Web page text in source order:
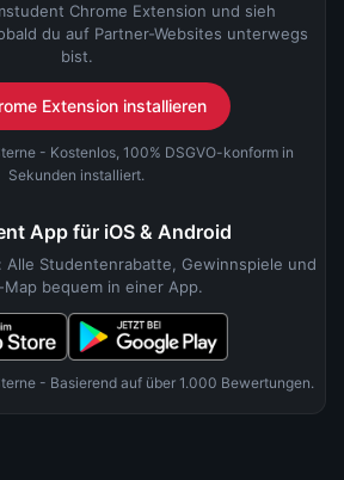
Chrome Extension und sieh
du auf Partner-Websites unterwegs
bist.
Extension installieren
- Kostenlos, 100% DSGVO-konform in
Sekunden installiert.
App für iOS & Android
Alle Studentenrabatte, Gewinnspiele und
Map bequem in einer App.
- Basierend auf über 1.000 Bewertungen.